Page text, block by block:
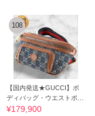
108
【国内発送★GUCCI】ボ
ディバッグ・ウエストポー
チ ベルトバッグ
¥179,900